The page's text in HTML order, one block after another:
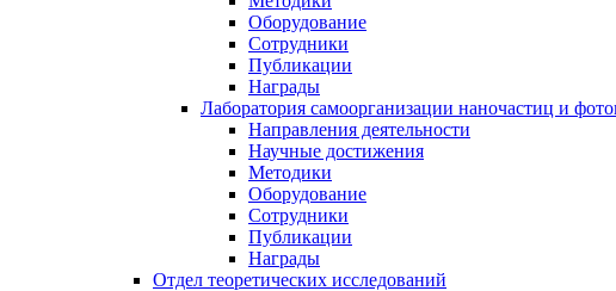
Оборудование
Сотрудники
Публикации
Награды
Лаборатория самоорганизации наночастиц и
Направления деятельности
Научные достижения
Методики
Оборудование
Сотрудники
Публикации
Награды
Отдел теоретических исследований